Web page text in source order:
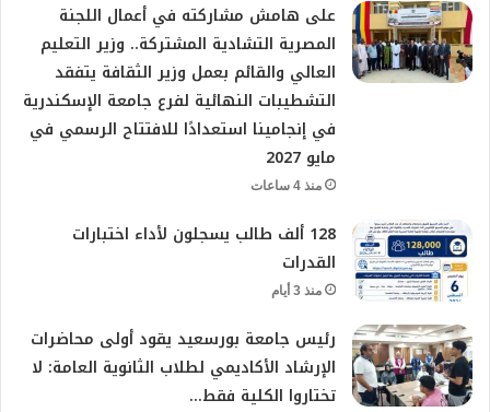
على هامش مشاركته في أعمال اللجنة
المصرية التشادية المشتركة.. وزير التعليم
العالي والقائم بعمل وزير الثقافة يتفقد
التشطيبات النهائية لفرع جامعة الإسكندرية
في إنجامينا استعدادًا للافتتاح الرسمي في
مايو 2027
منذ 4 ساعات
128 ألف طالب يسجلون لأداء اختبارات
القدرات
منذ 3 أيام
رئيس جامعة بورسعيد يقود أولى محاضرات
الإرشاد الأكاديمي لطلاب الثانوية العامة: لا
تختاروا الكلية فقط…